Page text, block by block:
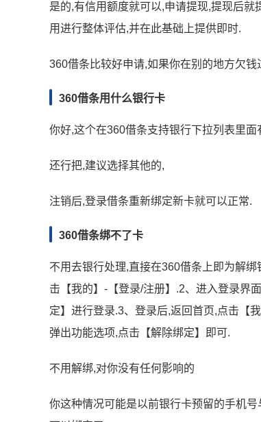
是的,有信用额度就可以,申请提现,提现后
用进行整体评估,并在此基础上提供即时.
360借条比较好申请,如果你在别的地方欠
360借条用什么银行卡
你好,这个在360借条支持银行下拉列表里面
还行把,建议选择其他的,
注销后,登录借条重新绑定新卡就可以正常.
360借条绑不了卡
不用去银行处理,直接在360借条上即为解
击【我的】-【登录/注册】.2、进入登录界
定】进行登录.3、登录后,返回首页,点击【
弹出功能选项,点击【解除绑定】即可.
不用解绑,对你没有任何影响的
你这种情况可能是以前银行卡预留的手机